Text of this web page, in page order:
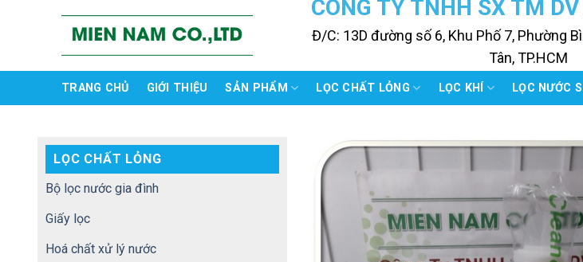
CÔNG TY TNHH SX TM
Đ/C: 13D đường số 6, Khu Phố 7, Phường
Tân, TP.HCM
TRANG CHỦ GIỚI THIỆU SẢN PHẨM LỌC CHẤT LỎNG LỌC KHÍ LỌC NƯỚC
LỌC CHẤT LỎNG
Bộ lọc nước gia đình
Giấy lọc
Hoá chất xử lý nước